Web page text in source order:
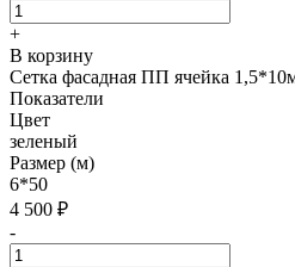
+
В корзину
Сетка фасадная ПП ячейка
Показатели
Цвет
зеленый
Размер (м)
6*50
4 500 ₽
-